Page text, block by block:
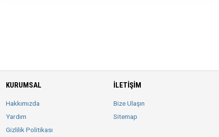
KURUMSAL
Hakkımızda
Yardım
Gizlilik Politikası
İLETIŞIM
Bize Ulaşın
Sitemap